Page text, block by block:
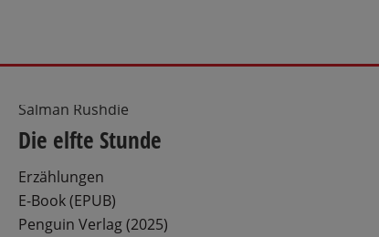
Salman Rushdie
Die elfte Stunde
Erzählungen
E-Book (EPUB)
Penguin Verlag (2025)